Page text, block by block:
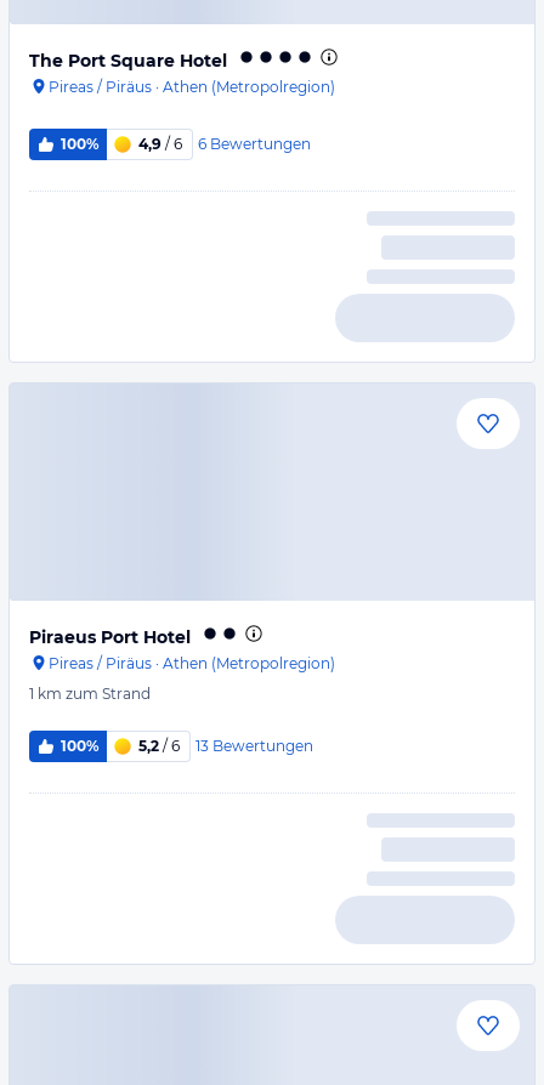
The Port Square Hotel
Pireas / Piräus · Athen (Metropolregion)
100% 4,9 / 6 6 Bewertungen
Piraeus Port Hotel
Pireas / Piräus · Athen (Metropolregion)
1 km zum Strand
100% 5,2 / 6 13 Bewertungen